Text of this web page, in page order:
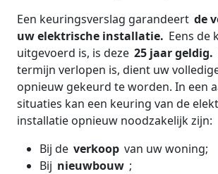
Een keuringsverslag garandeert de
uw elektrische installatie. Eens de
uitgevoerd is, is deze 25 jaar geldig.
termijn verlopen is, dient uw
opnieuw gekeurd te worden. In een
situaties kan een keuring van de
installatie opnieuw noodzakelijk zijn:
Bij de verkoop van uw woning;
Bij nieuwbouw ;